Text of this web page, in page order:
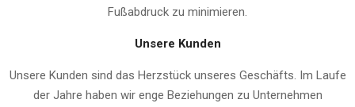
Fußabdruck zu minimieren.
Unsere Kunden
Unsere Kunden sind das Herzstück unseres Geschäfts. Im Laufe
der Jahre haben wir enge Beziehungen zu Unternehmen